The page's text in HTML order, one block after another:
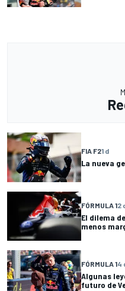
FIA F21 d
La nueva
FÓRMULA 12
El dilema
menos
FÓRMULA 14
Algunas
futuro de